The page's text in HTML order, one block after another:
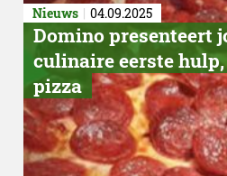
Nieuws 04.09.2025
Domino presenteert
culinaire eerste
pizza